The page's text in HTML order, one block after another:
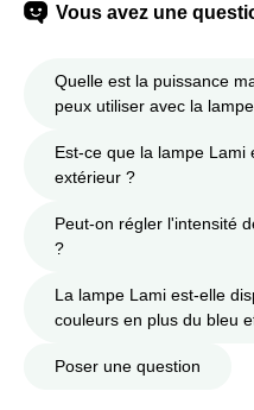
Vous avez une
Quelle est la puissance
peux utiliser avec la
Est-ce que la lampe Lami
extérieur ?
Peut-on régler l'intensité
?
La lampe Lami est-elle
couleurs en plus du bleu
Poser une question